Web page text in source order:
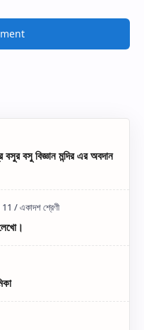
বসুর বসু বিজ্ঞান মন্দির এর অবদান